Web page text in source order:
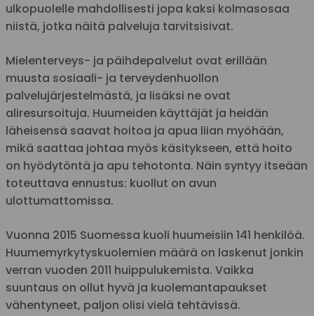
ulkopuolelle mahdollisesti jopa kaksi kolmasosaa
niistä, jotka näitä palveluja tarvitsisivat.
Mielenterveys- ja päihdepalvelut ovat erillään
muusta sosiaali- ja terveydenhuollon
palvelujärjestelmästä, ja lisäksi ne ovat
aliresursoituja. Huumeiden käyttäjät ja heidän
läheisensä saavat hoitoa ja apua liian myöhään,
mikä saattaa johtaa myös käsitykseen, että hoito
on hyödytöntä ja apu tehotonta. Näin syntyy itseään
toteuttava ennustus: kuollut on avun
ulottumattomissa.
Vuonna 2015 Suomessa kuoli huumeisiin 141 henkilöä.
Huumemyrkytyskuolemien määrä on laskenut jonkin
verran vuoden 2011 huippulukemista. Vaikka
suuntaus on ollut hyvä ja kuolemantapaukset
vähentyneet, paljon olisi vielä tehtävissä.